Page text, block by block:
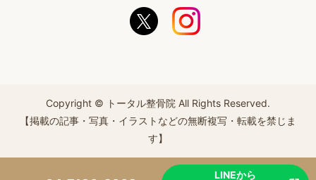
Copyright © トータル整骨院 All Rights Reserved.
【掲載の記事・写真・イラストなどの無断複写・転載を禁じま
す】
LINEから